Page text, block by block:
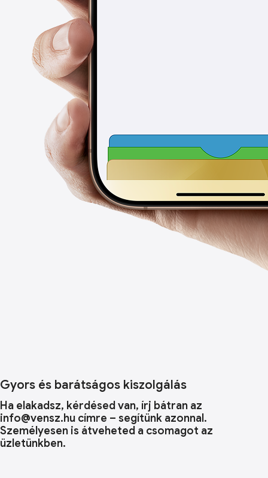
Gyors és barátságos kiszolgálás
Ha elakadsz, kérdésed van, írj bátran az
info@vensz.hu címre – segítünk azonnal.
Személyesen is átveheted a csomagot az
üzletünkben.